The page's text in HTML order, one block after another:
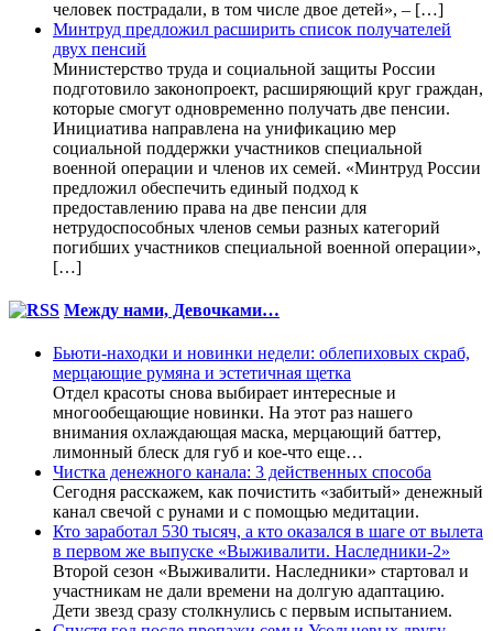
человек пострадали, в том числе двое детей», – […]
Минтруд предложил расширить список получателей
двух пенсий
Министерство труда и социальной защиты России
подготовило законопроект, расширяющий круг граждан,
которые смогут одновременно получать две пенсии.
Инициатива направлена на унификацию мер
социальной поддержки участников специальной
военной операции и членов их семей. «Минтруд России
предложил обеспечить единый подход к
предоставлению права на две пенсии для
нетрудоспособных членов семьи разных категорий
погибших участников специальной военной операции»,
[…]
Между нами, Девочками…
Бьюти-находки и новинки недели: облепиховых скраб,
мерцающие румяна и эстетичная щетка
Отдел красоты снова выбирает интересные и
многообещающие новинки. На этот раз нашего
внимания охлаждающая маска, мерцающий баттер,
лимонный блеск для губ и кое-что еще…
Чистка денежного канала: 3 действенных способа
Сегодня расскажем, как почистить «забитый» денежный
канал свечой с рунами и с помощью медитации.
Кто заработал 530 тысяч, а кто оказался в шаге от вылета
в первом же выпуске «Выживалити. Наследники-2»
Второй сезон «Выживалити. Наследники» стартовал и
участникам не дали времени на долгую адаптацию.
Дети звезд сразу столкнулись с первым испытанием.